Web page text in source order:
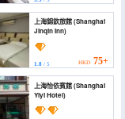
上海錦欽旅館 (Shanghai
Jinqin Inn)
1.8/ 5 HKD 75+
上海怡依賓館 (Shanghai
Yiyi Hotel)